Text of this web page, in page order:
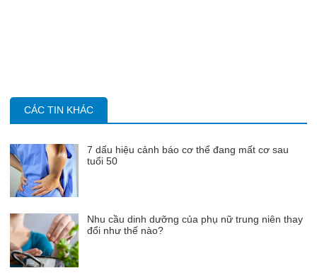
CÁC TIN KHÁC
7 dấu hiệu cảnh báo cơ thể đang mất cơ sau
tuổi 50
Nhu cầu dinh dưỡng của phụ nữ trung niên thay
đổi như thế nào?